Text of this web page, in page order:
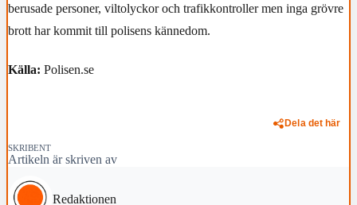
berusade personer, viltolyckor och trafikkontroller men inga grövre
brott har kommit till polisens kännedom.
Källa: Polisen.se
Dela det här
SKRIBENT
Artikeln är skriven av
Redaktionen